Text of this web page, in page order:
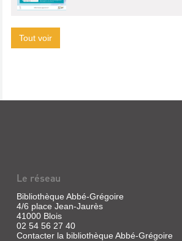
Tout voir
Le réseau
Bibliothèque Abbé-Grégoire
4/6 place Jean-Jaurès
41000 Blois
02 54 56 27 40
Contacter la bibliothèque Abbé-Grégoire